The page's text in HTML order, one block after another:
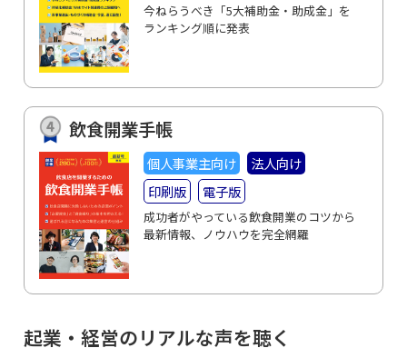
今ねらうべき「5大補助金・助成金」を
ランキング順に発表
飲食開業手帳
個人事業主向け
法人向け
印刷版
電子版
成功者がやっている飲食開業のコツから
最新情報、ノウハウを完全網羅
起業・経営のリアルな声を聴く